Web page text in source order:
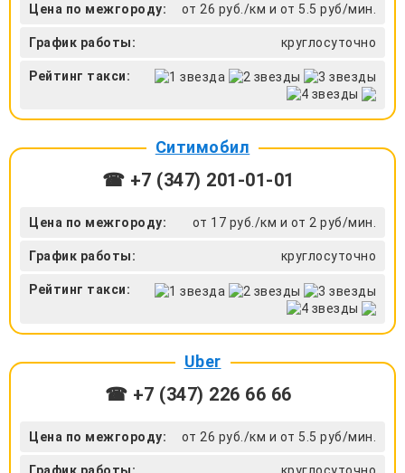
Цена по межгороду: от 26 руб./км и от 5.5 руб/мин.
График работы: круглосуточно
Рейтинг такси:
Ситимобил
☎ +7 (347) 201-01-01
Цена по межгороду: от 17 руб./км и от 2 руб/мин.
График работы: круглосуточно
Рейтинг такси:
Uber
☎ +7 (347) 226 66 66
Цена по межгороду: от 26 руб./км и от 5.5 руб/мин.